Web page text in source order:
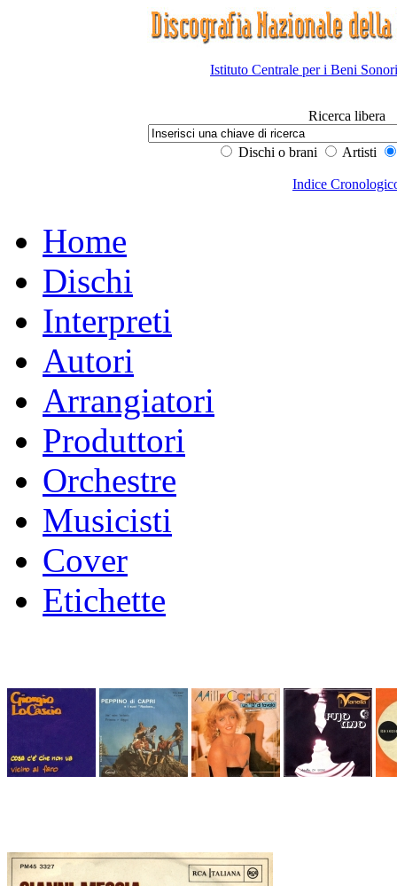
Istituto Centrale per i Beni
Ricerca libera
Dischi o brani Artisti
Indice
Home
Dischi
Interpreti
Autori
Arrangiatori
Produttori
Orchestre
Musicisti
Cover
Etichette